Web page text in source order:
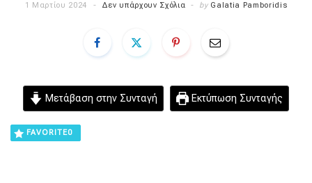
1 Μαρτίου 2024 Δεν υπάρχουν Σχόλια by Galatia Pamboridis
Μετάβαση στην Συνταγή Εκτύπωση Συνταγής
FAVORITE0